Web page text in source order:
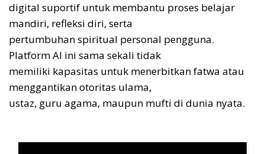
digital suportif untuk membantu proses belajar
mandiri, refleksi diri, serta
pertumbuhan spiritual personal pengguna.
Platform AI ini sama sekali tidak
memiliki kapasitas untuk menerbitkan fatwa atau
menggantikan otoritas ulama,
ustaz, guru agama, maupun mufti di dunia nyata.